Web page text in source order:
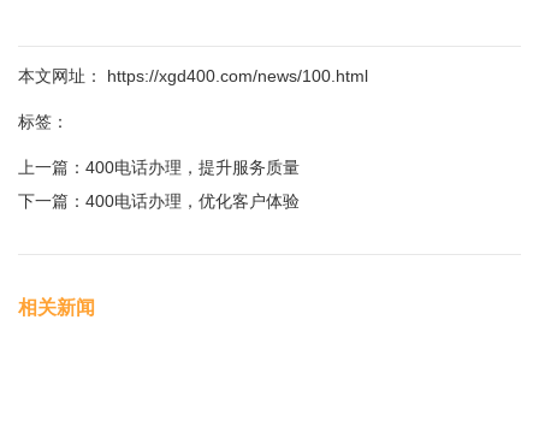
本文网址： https://xgd400.com/news/100.html
标签：
上一篇： 400电话办理，提升服务质量
下一篇： 400电话办理，优化客户体验
相关新闻